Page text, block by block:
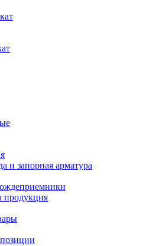
и запорная арматура
продукция